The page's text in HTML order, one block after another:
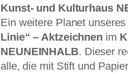
Kunst- und Kulturhaus
Ein weitere Planet
Linie“ – Aktzeichnen im
NEUNEINHALB. Dieser
alle, die mit Stift und